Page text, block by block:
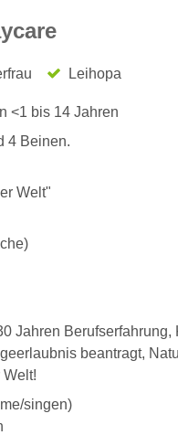
Leihopa
<1 bis 14 Jahren
4 Beinen.
Welt"
Jahren
beantragt,
singen)